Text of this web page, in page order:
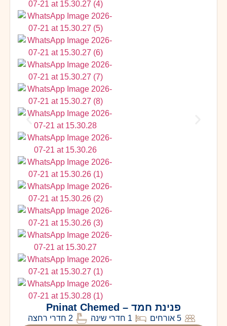
פנינת חמד – Pninat Chemed
5 אורחים 1 חדרי שינה 2 חדרי רחצה